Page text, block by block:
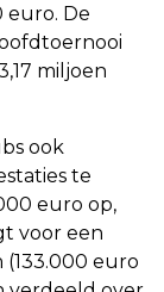
euro. De
miljoen
ook
te
euro op,
voor een
euro